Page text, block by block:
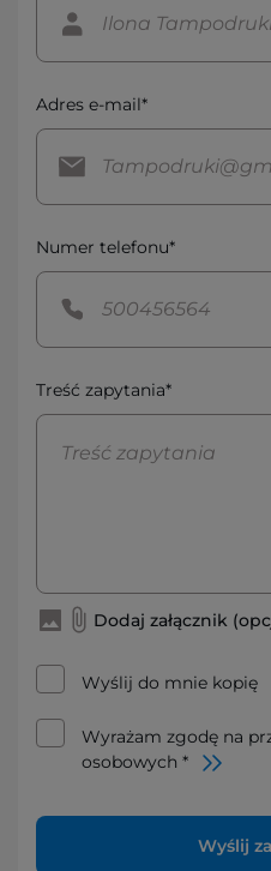
Adres e-mail*
Numer telefonu*
Treść zapytania*
Dodaj załącznik
Wyślij do mnie kopię
Wyrażam zgodę na
osobowych *
Wyślij